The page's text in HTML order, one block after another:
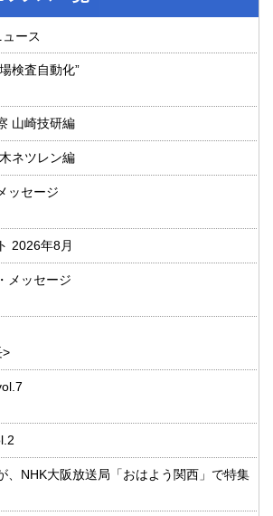
ュース
検査自動化”
山崎技研編
ネツレン編
ッセージ
2026年8月
メッセージ
>
、NHK大阪放送局「おはよう関西」で特集